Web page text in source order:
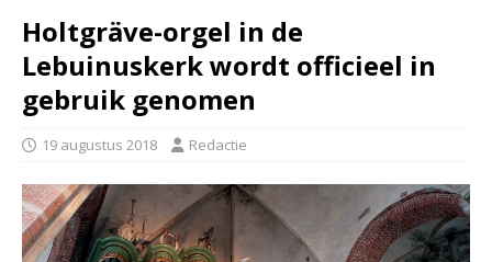
Holtgräve-orgel in de
Lebuinuskerk wordt officieel in
gebruik genomen
19 augustus 2018 Redactie